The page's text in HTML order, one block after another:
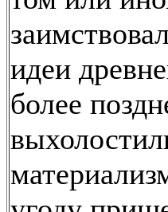
идеи
более